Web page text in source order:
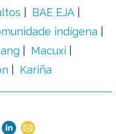
BAE EJA
indígena
Macuxi
Kariña